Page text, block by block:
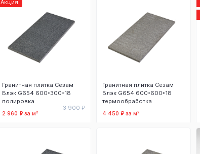
Акция
Гранитная плитка Сезам
Блэк G654 600*300*18
полировка
2 960 ₽ за м²
3 900 ₽
Гранитная плитка Сезам
Блэк G654 600*600*18
термообработка
4 450 ₽ за м²